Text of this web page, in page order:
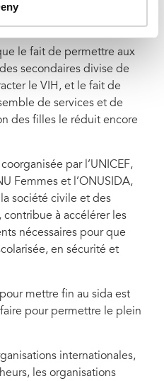
le pouvoir—ou plutôt
ci.
le fait de permettre aux
secondaires divise de
le VIH, et le fait de
de services et de
des filles le réduit encore
coorganisée par l’UNICEF,
Femmes et l’ONUSIDA,
société civile et des
contribue à accélérer les
nécessaires pour que
en sécurité et
mettre fin au sida est
pour permettre le plein
internationales,
les organisations